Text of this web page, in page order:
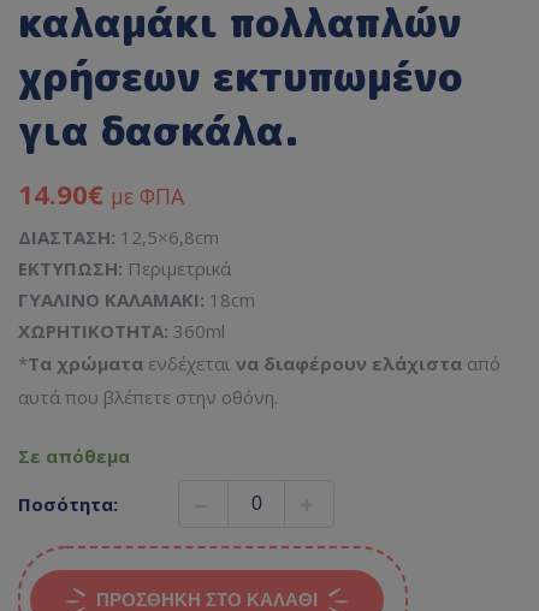
καλαμάκι πολλαπλών
χρήσεων εκτυπωμένο
για δασκάλα.
14.90€ με ΦΠΑ
ΔΙΑΣΤΑΣH: 12,5×6,8cm
ΕΚΤΥΠΩΣΗ: Περιμετρικά
ΓΥΑΛΙΝΟ ΚΑΛΑΜΑΚΙ: 18cm
ΧΩΡΗΤΙΚΟΤΗΤΑ: 360ml
*Τα χρώματα ενδέχεται να διαφέρουν ελάχιστα από
αυτά που βλέπετε στην οθόνη.
Σε απόθεμα
Ποσότητα:
ΠΡΟΣΘΉΚΗ ΣΤΟ ΚΑΛΆΘΙ